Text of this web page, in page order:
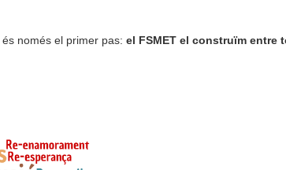
és només el primer pas: el FSMET el construïm entre